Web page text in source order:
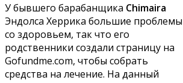
У бывшего барабанщика Chimaira
Эндолса Херрика большие проблемы
со здоровьем, так что его
родственники создали страницу на
Gofundme.com, чтобы собрать
средства на лечение. На данный